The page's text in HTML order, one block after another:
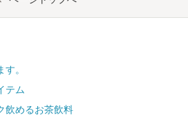
。
テム
飲めるお茶飲料